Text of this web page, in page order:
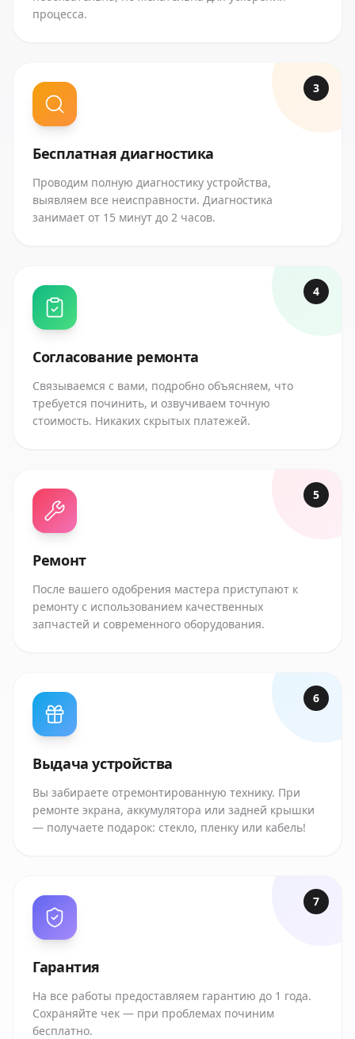
процесса.
3
Бесплатная диагностика
Проводим полную диагностику устройства,
выявляем все неисправности. Диагностика
занимает от 15 минут до 2 часов.
4
Согласование ремонта
Связываемся с вами, подробно объясняем, что
требуется починить, и озвучиваем точную
стоимость. Никаких скрытых платежей.
5
Ремонт
После вашего одобрения мастера приступают к
ремонту с использованием качественных
запчастей и современного оборудования.
6
Выдача устройства
Вы забираете отремонтированную технику. При
ремонте экрана, аккумулятора или задней крышки
— получаете подарок: стекло, пленку или кабель!
7
Гарантия
На все работы предоставляем гарантию до 1 года.
Сохраняйте чек — при проблемах починим
бесплатно.